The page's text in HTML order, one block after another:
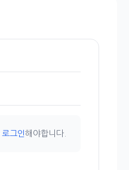
로그인해야합니다.